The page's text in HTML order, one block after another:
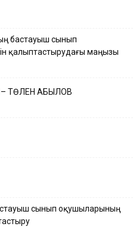
бастауыш сынып
қалыптастырудағы маңызы
ТӨЛЕН ҚАБЫЛОВ
сынып оқушыларының